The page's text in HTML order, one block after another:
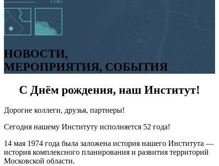
НОВОСТИ,
МЕРОПРИЯТИЯ, СОБЫТИЯ
С Днём рождения, наш Институт!
Дорогие коллеги, друзья, партнеры!
Сегодня нашему Институту исполняется 52 года!
14 мая 1974 года была заложена история нашего Института —
история комплексного планирования и развития территорий
Московской области.